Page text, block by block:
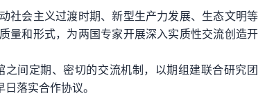
社会主义过渡时期、新型生产力发展、生态文明等
量和形式，为两国专家开展深入实质性交流创造开
间定期、密切的交流机制，以期组建联合研究团
落实合作协议。